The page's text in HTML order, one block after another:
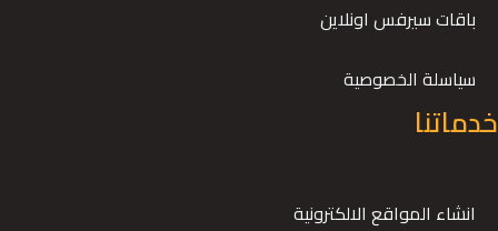
باقات سيرفس اونلاين
سياسلة الخصوصية
خدماتنا
انشاء المواقع الالكترونية